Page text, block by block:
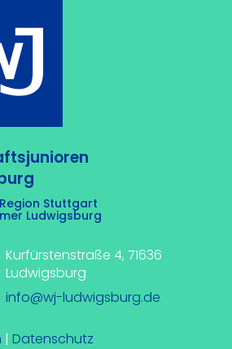
Stuttgart
Ludwigsburg
Kurfürstenstraße 4, 71636
Ludwigsburg
info@wj-ludwigsburg.de
| Datenschutz